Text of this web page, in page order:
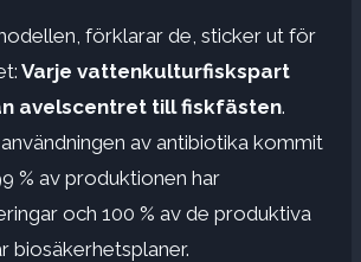
förklarar de, sticker ut för
Varje vattenkulturfiskspart
avelscentret till fiskfästen.
av antibiotika kommit
% av produktionen har
och 100 % av de produktiva
biosäkerhetsplaner.